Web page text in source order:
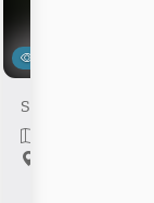
Szent Imre-